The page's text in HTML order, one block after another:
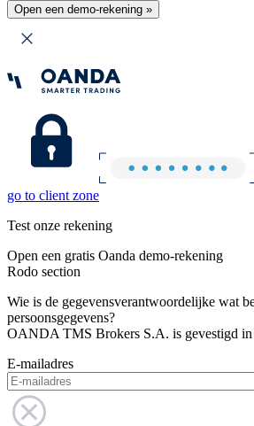
Open een demo-rekening »
go to client zone
Test onze rekening
Open een gratis Oanda demo-rekening
Rodo section
Wie is de gegevensverantwoordelijke wat
persoonsgegevens?
OANDA TMS Brokers S.A. is gevestigd in
E-mailadres